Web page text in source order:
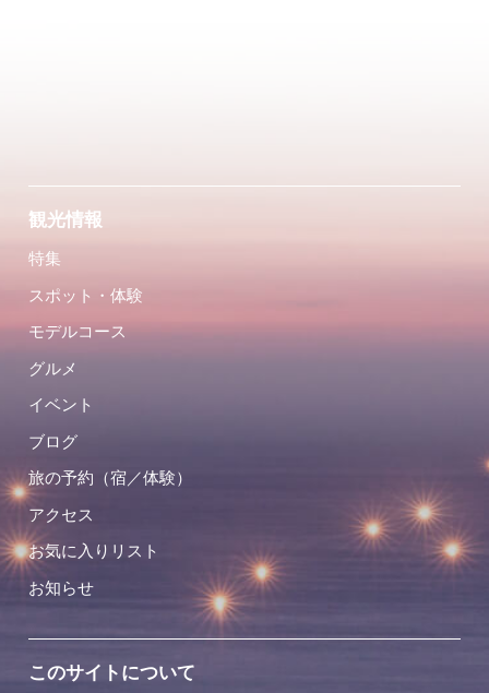
観光情報
特集
スポット・体験
モデルコース
グルメ
イベント
ブログ
旅の予約（宿／体験）
アクセス
お気に入りリスト
お知らせ
このサイトについて